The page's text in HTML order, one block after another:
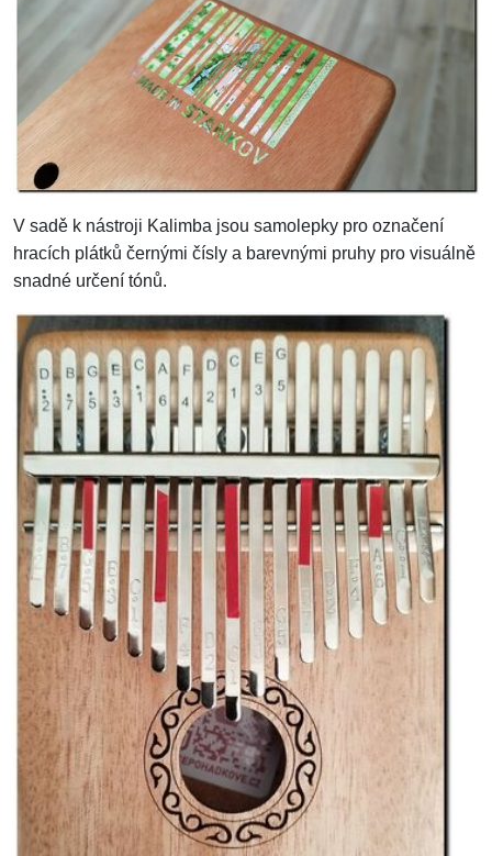
V sadě k nástroji Kalimba jsou samolepky pro označení
hracích plátků černými čísly a barevnými pruhy pro visuálně
snadné určení tónů.